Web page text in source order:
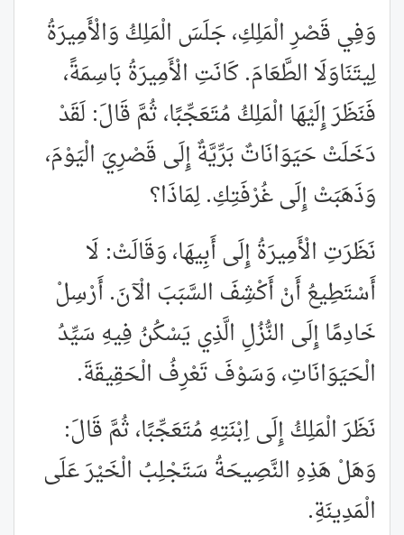
وَفِي قَصْرِ الْمَلِكِ، جَلَسَ الْمَلِكُ وَالْأَمِيرَةُ
لِيتَنَاوَلَا الطَّعَامَ. كَانَتِ الْأَمِيرَةُ بَاسِمَةً،
فَنَظَرَ إِلَيْهَا الْمَلِكُ مُتَعَجِّبًا، ثُمَّ قَالَ: لَقَدْ
دَخَلَتْ حَيَوَانَاتٌ بَرِّيَّةٌ إِلَى قَصْرِيَ الْيَوْمَ،
وَذَهَبَتْ إِلَى غُرْفَتِكِ. لِمَاذَا؟
نَظَرَتِ الْأَمِيرَةُ إِلَى أَبِيهَا، وَقَالَتْ: لَا
أَسْتَطِيعُ أَنْ أَكْشِفَ السَّبَبَ الْآنَ. أَرْسِلْ
خَادِمًا إِلَى النُّزُلِ الَّذِي يَسْكُنُ فِيهِ سَيِّدُ
الْحَيَوَانَاتِ، وَسَوْفَ تَعْرِفُ الْحَقِيقَةَ.
نَظَرَ الْمَلِكُ إِلَى اِبْنَتِهِ مُتَعَجِّبًا، ثُمَّ قَالَ:
وَهَلْ هَذِهِ النَّصِيحَةُ سَتَجْلِبُ الْخَيْرَ عَلَى
الْمَدِينَةِ.